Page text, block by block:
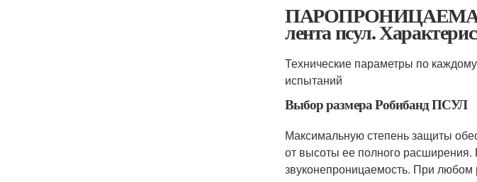
лента псул.
Технические параметры по
испытаний
Выбор размера Робибанд ПСУЛ
Максимальную степень защиты
от высоты ее полного
звуконепроницаемость. При